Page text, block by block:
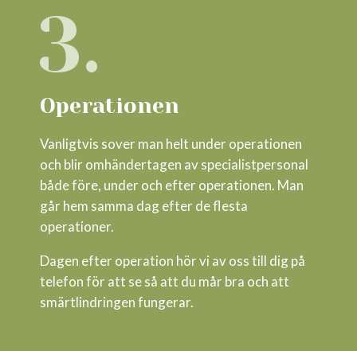
3.
Operationen
Vanligtvis sover man helt under operationen
och blir omhändertagen av specialistpersonal
både före, under och efter operationen. Man
går hem samma dag efter de flesta
operationer.
Dagen efter operation hör vi av oss till dig på
telefon för att se så att du mår bra och att
smärtlindringen fungerar.